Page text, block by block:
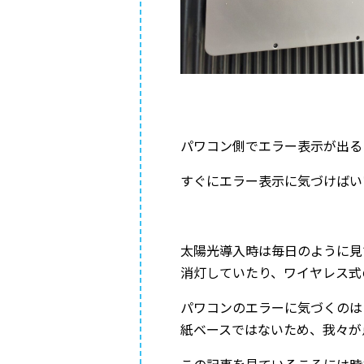
パワコン側でエラー表示が出
すぐにエラー表示に気づけば
太陽光導入時は毎日のように
消灯していたり、ワイヤレス
パワコンのエラーに気づくの
紙ベースではないため、我々